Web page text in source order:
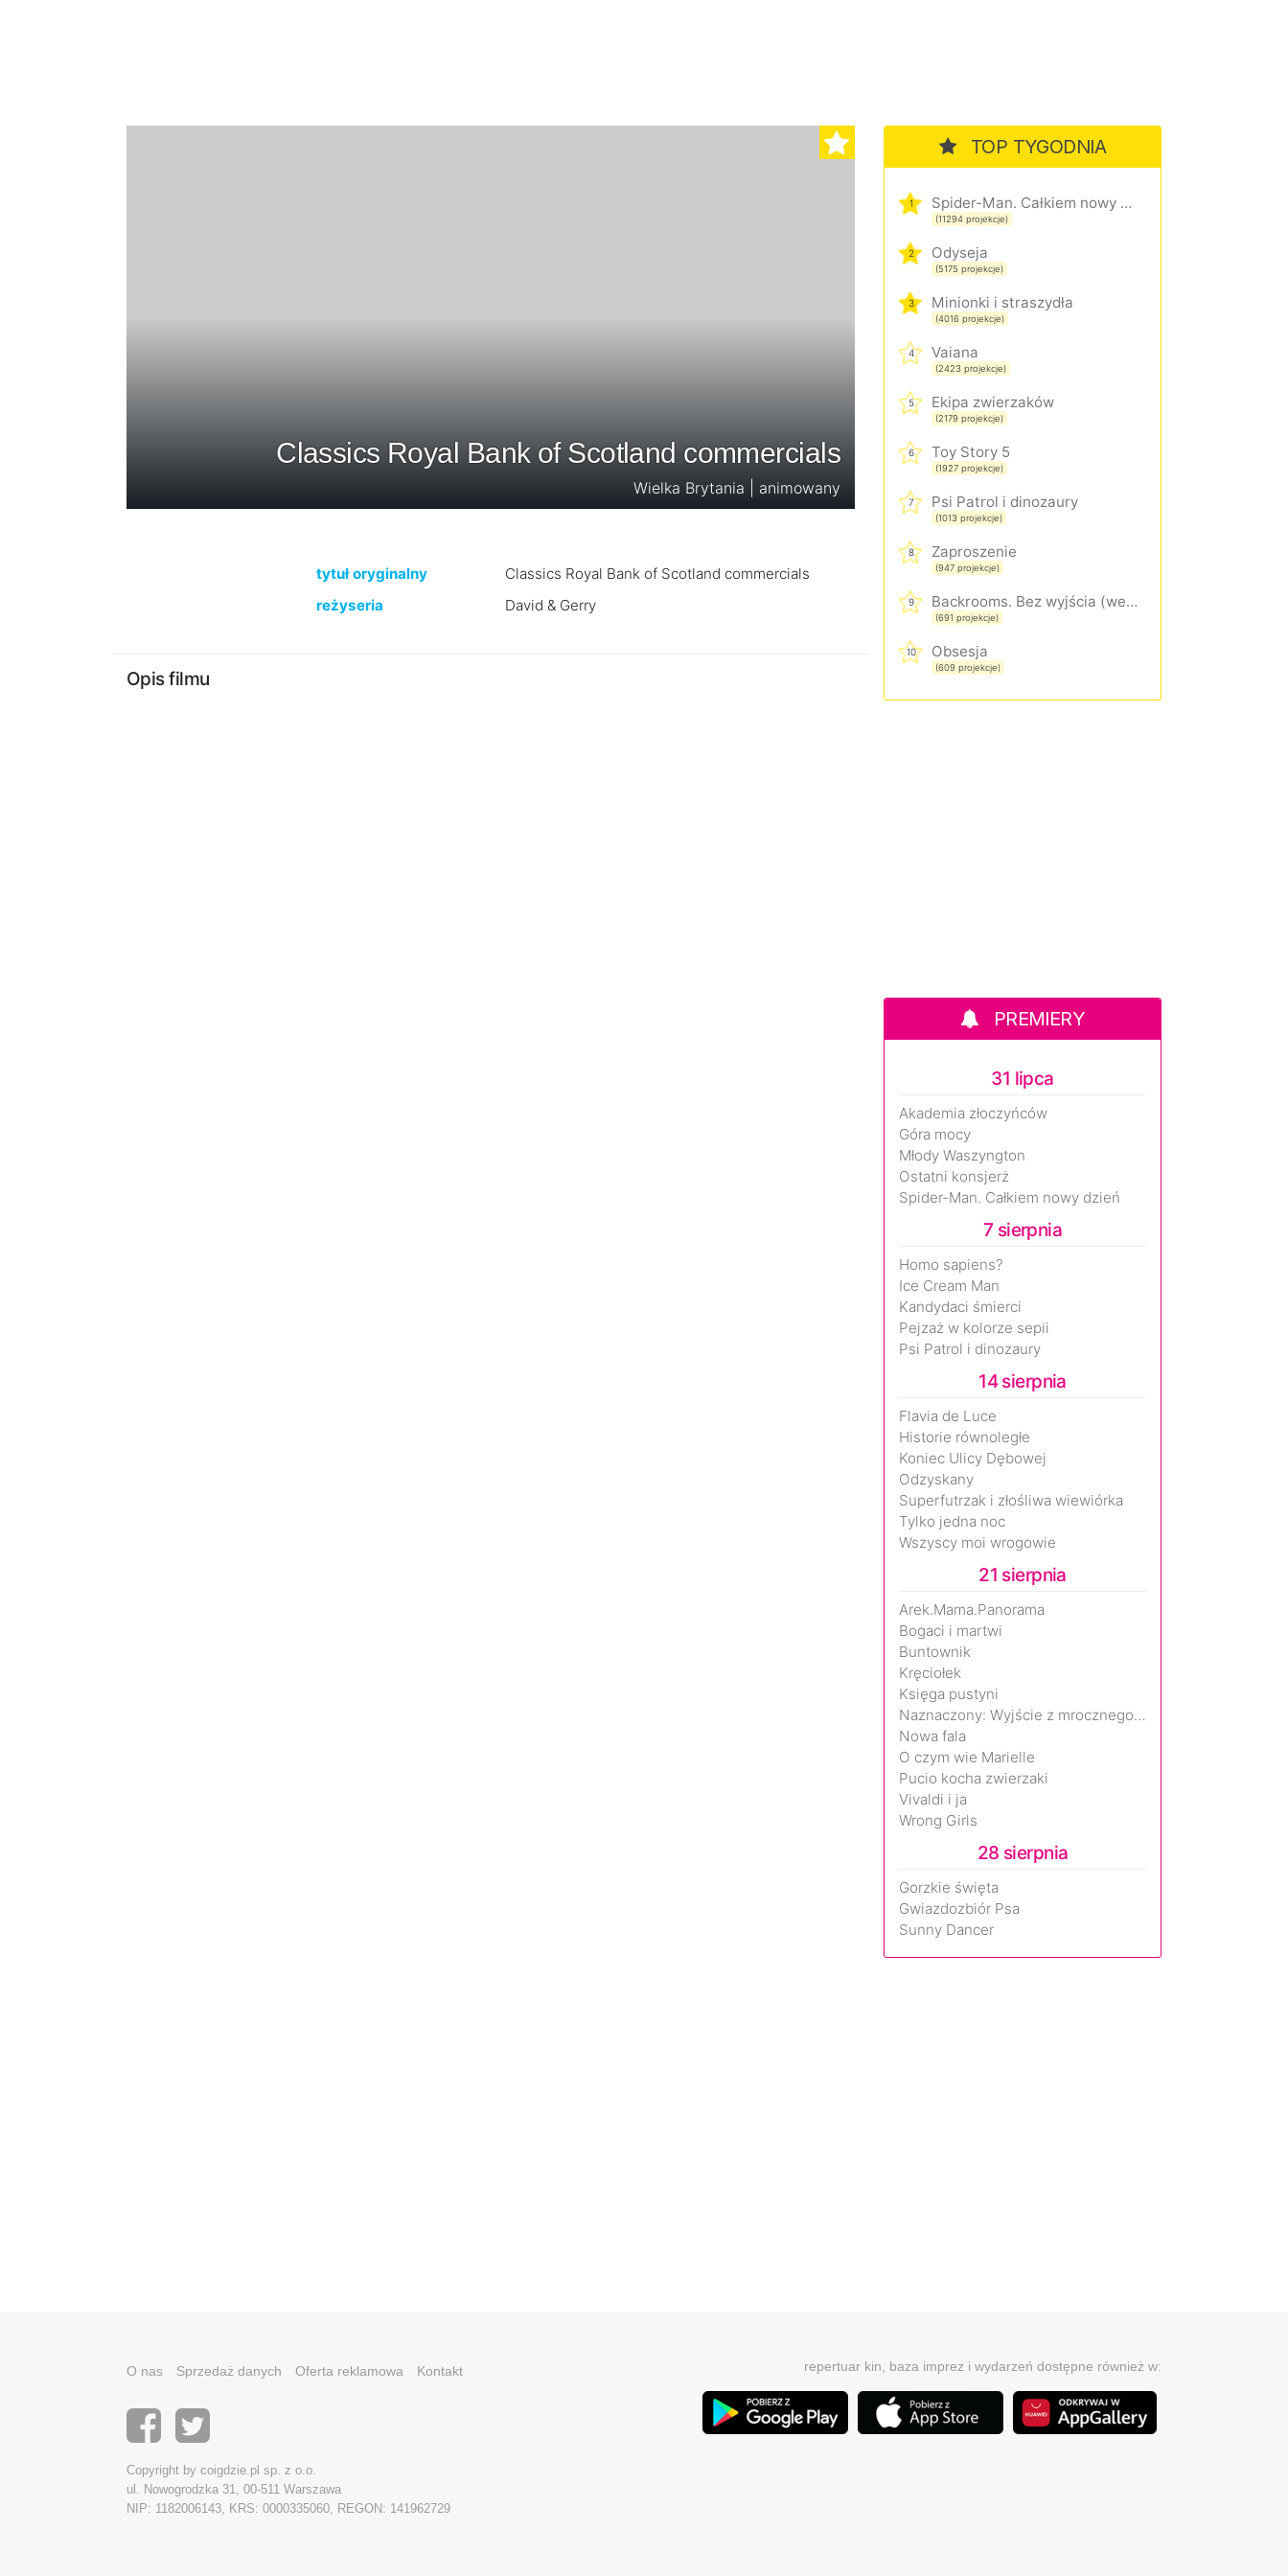
Classics Royal Bank of Scotland commercials
Wielka Brytania | animowany
tytuł oryginalny
Classics Royal Bank of Scotland commercials
reżyseria
David & Gerry
Opis filmu
TOP TYGODNIA
1 Spider-Man. Całkiem nowy dzień
(11294 projekcje)
2 Odyseja
(5175 projekcje)
3 Minionki i straszydła
(4016 projekcje)
4 Vaiana
(2423 projekcje)
5 Ekipa zwierzaków
(2179 projekcje)
6 Toy Story 5
(1927 projekcje)
7 Psi Patrol i dinozaury
(1013 projekcje)
8 Zaproszenie
(947 projekcje)
9 Backrooms. Bez wyjścia (wersja rozszerzona)
(691 projekcje)
10 Obsesja
(609 projekcje)
PREMIERY
31 lipca
Akademia złoczyńców
Góra mocy
Młody Waszyngton
Ostatni konsjerż
Spider-Man. Całkiem nowy dzień
7 sierpnia
Homo sapiens?
Ice Cream Man
Kandydaci śmierci
Pejzaż w kolorze sepii
Psi Patrol i dinozaury
14 sierpnia
Flavia de Luce
Historie równoległe
Koniec Ulicy Dębowej
Odzyskany
Superfutrzak i złośliwa wiewiórka
Tylko jedna noc
Wszyscy moi wrogowie
21 sierpnia
Arek.Mama.Panorama
Bogaci i martwi
Buntownik
Kręciołek
Księga pustyni
Naznaczony: Wyjście z mrocznego wymiaru
Nowa fala
O czym wie Marielle
Pucio kocha zwierzaki
Vivaldi i ja
Wrong Girls
28 sierpnia
Gorzkie święta
Gwiazdozbiór Psa
Sunny Dancer
O nas Sprzedaż danych Oferta reklamowa Kontakt
Copyright by coigdzie.pl sp. z o.o.
ul. Nowogrodzka 31, 00-511 Warszawa
NIP: 1182006143, KRS: 0000335060, REGON: 141962729
repertuar kin, baza imprez i wydarzeń dostępne również w: